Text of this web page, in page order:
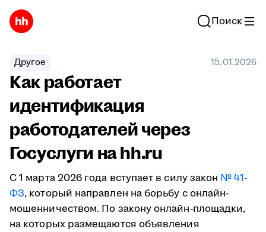
Поиск
Другое 15.01.2026
Как работает
идентификация
работодателей через
Госуслуги на hh.ru
С 1 марта 2026 года вступает в силу закон № 41-
ФЗ, который направлен на борьбу с онлайн-
мошенничеством. По закону онлайн-площадки,
на которых размещаются объявления